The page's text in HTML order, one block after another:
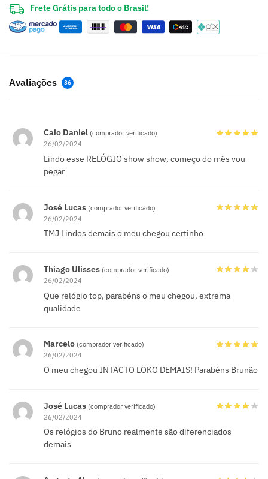
Frete Grátis para todo o Brasil!
Avaliações 36
Caio Daniel (comprador verificado)
26/02/2024
Lindo esse RELÓGIO show show, começo do mês vou
pegar
José Lucas (comprador verificado)
26/02/2024
TMJ Lindos demais o meu chegou certinho
Thiago Ulisses (comprador verificado)
26/02/2024
Que relógio top, parabéns o meu chegou, extrema
qualidade
Marcelo (comprador verificado)
26/02/2024
O meu chegou INTACTO LOKO DEMAIS! Parabéns Brunão
José Lucas (comprador verificado)
26/02/2024
Os relógios do Bruno realmente são diferenciados
demais